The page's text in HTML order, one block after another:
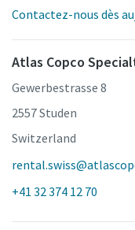
Contactez-nous dès
Atlas Copco
Gewerbestrasse 8
2557 Studen
Switzerland
+41 32 374 12 70